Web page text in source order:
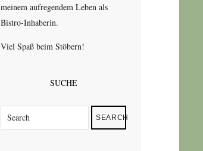
meinem aufregendem Leben als
Bistro-Inhaberin.
Viel Spaß beim Stöbern!
SUCHE
SEARCH